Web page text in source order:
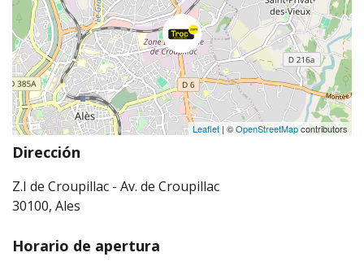
Leaflet | ©OpenStreetMapcontributors
Dirección
Z.I de Croupillac - Av. de Croupillac
30100, Ales
Horario de apertura